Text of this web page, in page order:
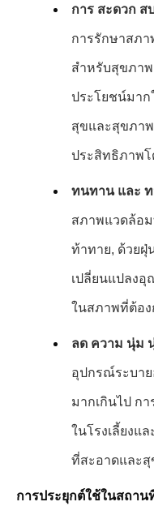
การ สะดวก ส
การรักษาสภา
สําหรับสุขภา
ประโยชน์มา
สุขและสุขภา
ประสิทธิภาพโ
ทนทาน และ
สภาพแวดล้อม
ท้าทาย, ด้วยฝุ่
เปลี่ยนแปลง
ในสภาพที่ต้อง
ลด ความ นุ่ม
อุปกรณ์ระบา
มากเกินไป ก
ในโรงเลี้ยงแ
ที่สะอาดและ
การประยุกต์ใช้ในสถาน